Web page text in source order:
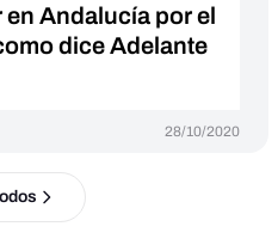
Andalucía por el
dice Adelante
28/10/2020